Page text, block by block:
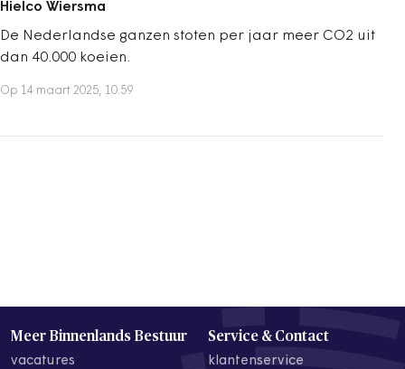
Hielco Wiersma
De Nederlandse ganzen stoten per jaar meer CO2 uit
dan 40.000 koeien.
Op 14 maart 2025, 10:59
Meer Binnenlands Bestuur
vacatures
Service & Contact
klantenservice